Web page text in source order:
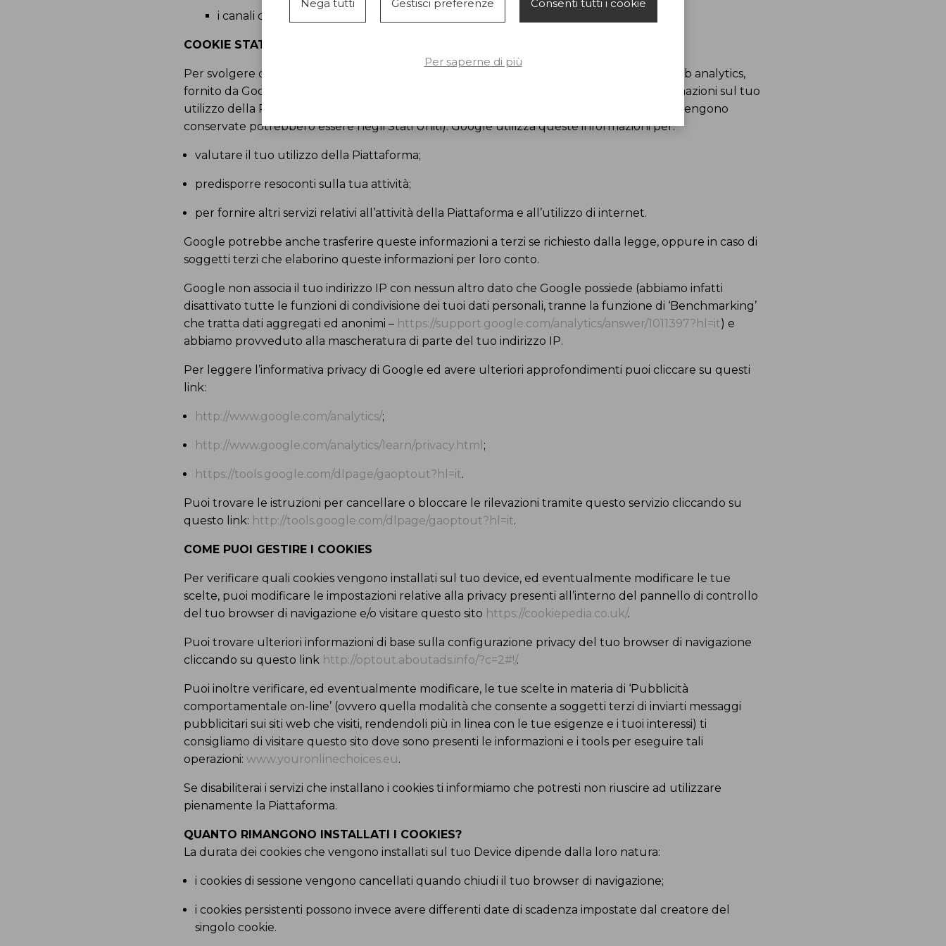
i canali dai quali si accede alla Piattaforma, le sezioni più visitate, ecc.
COOKIE STATISTICI ANONIMI
Per svolgere queste operazioni utilizziamo il servizio
– un servizio di web analytics,
fornito da Google. Questo sistema rilascia cookies sul tuo dispositivo e genera delle informazioni sul tuo
utilizzo della Piattaforma che vengono trasmesse e conservate da Google (i server dove vengono
conservate potrebbero essere negli Stati Uniti). Google utilizza queste informazioni per:
valutare il tuo utilizzo della Piattaforma;
predisporre resoconti sulla tua attività;
per fornire altri servizi relativi all’attività della Piattaforma e all’utilizzo di internet.
Google potrebbe anche trasferire queste informazioni a terzi se richiesto dalla legge, oppure in caso di
soggetti terzi che elaborino queste informazioni per loro conto.
Google non associa il tuo indirizzo IP con nessun altro dato che Google possiede (abbiamo infatti
disattivato tutte le funzioni di condivisione dei tuoi dati personali, tranne la funzione di ‘Benchmarking’
che tratta dati aggregati ed anonimi – https://support.google.com/analytics/answer/1011397?hl=it) e
abbiamo provveduto alla mascheratura di parte del tuo indirizzo IP.
Per leggere l’informativa privacy di Google ed avere ulteriori approfondimenti puoi cliccare su questi
link:
http://www.google.com/analytics/;
http://www.google.com/analytics/learn/privacy.html ;
https://tools.google.com/dlpage/gaoptout?hl=it.
Puoi trovare le istruzioni per cancellare o bloccare le rilevazioni tramite questo servizio cliccando su
questo link: http://tools.google.com/dlpage/gaoptout?hl=it.
COME PUOI GESTIRE I COOKIES
Per verificare quali cookies vengono installati sul tuo device, ed eventualmente modificare le tue
scelte, puoi modificare le impostazioni relative alla privacy presenti all’interno del pannello di controllo
del tuo browser di navigazione e/o visitare questo sito https://cookiepedia.co.uk/.
Puoi trovare ulteriori informazioni di base sulla configurazione privacy del tuo browser di navigazione
cliccando su questo link http://optout.aboutads.info/?c=2#!/.
Puoi inoltre verificare, ed eventualmente modificare, le tue scelte in materia di ‘Pubblicità
comportamentale on-line’ (ovvero quella modalità che consente a soggetti terzi di inviarti messaggi
pubblicitari sui siti web che visiti, rendendoli più in linea con le tue esigenze e i tuoi interessi) ti
consigliamo di visitare questo sito dove sono presenti le informazioni e i tools per eseguire tali
operazioni: www.youronlinechoices.eu.
Se disabiliterai i servizi che installano i cookies ti informiamo che potresti non riuscire ad utilizzare
pienamente la Piattaforma.
QUANTO RIMANGONO INSTALLATI I COOKIES?
La durata dei cookies che vengono installati sul tuo Device dipende dalla loro natura:
i cookies di sessione vengono cancellati quando chiudi il tuo browser di navigazione;
i cookies persistenti possono invece avere differenti date di scadenza impostate dal creatore del
singolo cookie.
Nega tutti Gestisci preferenze Consenti tutti i cookie
Per saperne di più